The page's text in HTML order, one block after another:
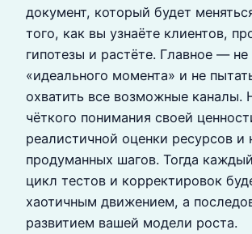
документ, который будет
того, как вы узнаёте клиентов,
гипотезы и растёте. Главное —
«идеального момента» и не
охватить все возможные каналы.
чёткого понимания своей
реалистичной оценки ресурсов и
продуманных шагов. Тогда
цикл тестов и корректировок
хаотичным движением, а
развитием вашей модели роста.